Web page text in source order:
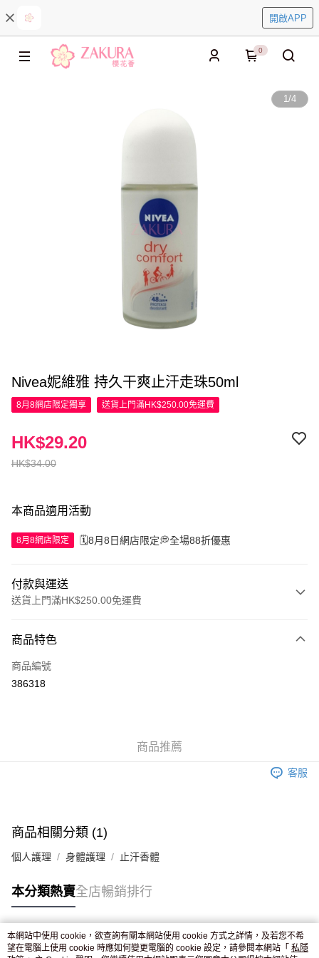
開啟APP
0
1/4
Nivea妮維雅 持久干爽止汗走珠50ml
8月8網店限定獨享 送貨上門滿HK$250.00免運費
HK$34.00
HK$29.20
本商品適用活動
8月8網店限定 🗓️8月8日網店限定💭全場88折優惠
付款與運送
送貨上門滿HK$250.00免運費
信用卡
Apple Pay
付款後門市自取，訂單確認後2-4個工作天到店，7天內取。逾期後
商品特色
商品編號
386318
商品推薦
客服
商品相關分類 (1)
個人護理 身體護理 止汗香體
本分類熱賣全店暢銷排行
熱門標籤
本網站中使用 cookie，欲查詢有關本網站使用 cookie 方式之詳情，及若您不希
望在電腦上使用 cookie 時應如何變更電腦的 cookie 設定，請參閱本網站「 私隱